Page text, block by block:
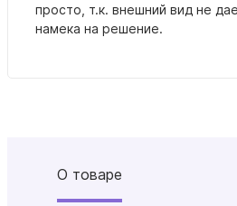
просто, т.к. внешний вид не
намека на решение.
О товаре